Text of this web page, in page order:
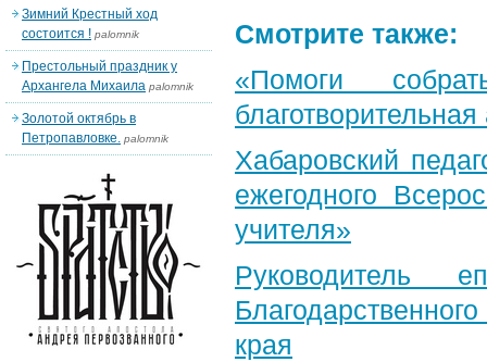
Смотрите также:
«Помоги
Хабаровский
ежегодного
учителя»
Руководитель
края
Зимний Крестный ход
состоится ! palomnik
Престольный праздник у
Архангела Михаила palomnik
Золотой октябрь в
Петропавловке. palomnik